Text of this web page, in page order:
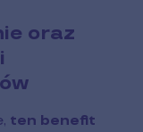
oraz
ten benefit